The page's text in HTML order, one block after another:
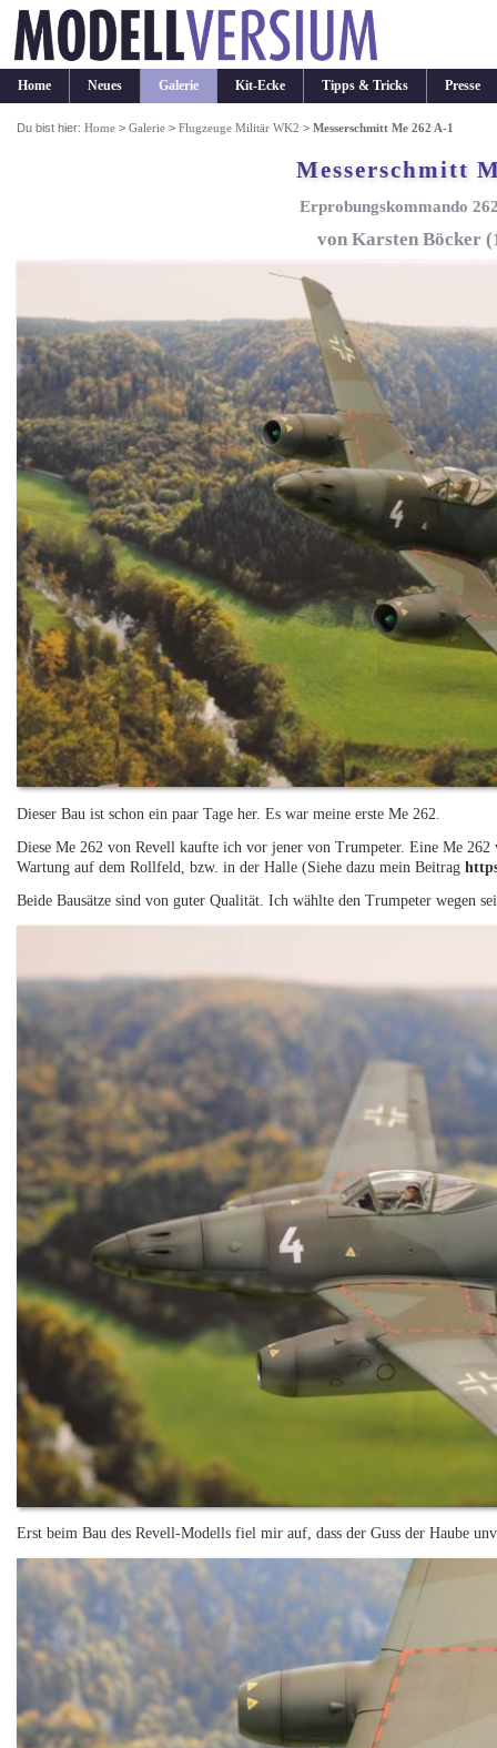
Home Neues Galerie Kit-Ecke Tipps & Tricks Presse
Du bist hier:Home >Galerie >Flugzeuge Militär WK2 >Messerschmitt Me 262 A-1
Messerschmitt
Erprobungskommando
von Karsten Böcker
Dieser Bau ist schon ein paar Tage her. Es war meine erste Me 262.
Diese Me 262 von Revell kaufte ich vor jener von Trumpeter. Eine Me
Wartung auf dem Rollfeld, bzw. in der Halle (Siehe dazu mein Beitrag
Beide Bausätze sind von guter Qualität. Ich wählte den Trumpeter wegen
Erst beim Bau des Revell-Modells fiel mir auf, dass der Guss der Haube